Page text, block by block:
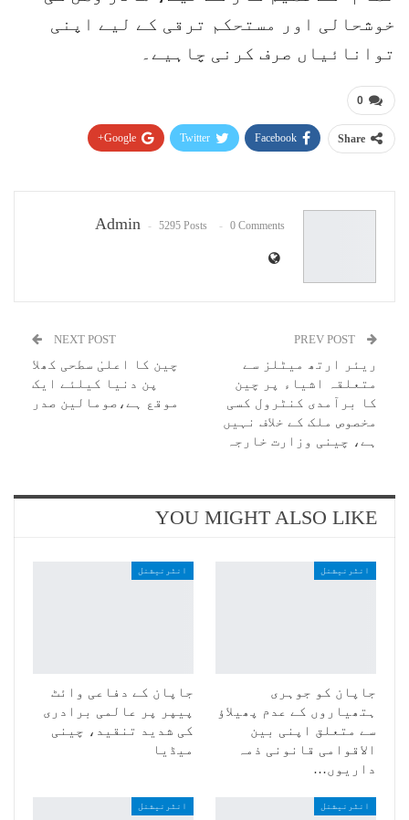
خوشحالی اور مستحکم ترقی کے لیے اپنی
توانائیاں صرف کرنی چاہیے۔
0
Share
Facebook
Twitter
Google+
Admin 5295 Posts 0 Comments
ریئر ارتھ میٹلز سے
متعلقہ اشیاء پر چین
کا برآمدی کنٹرول کسی
مخصوص ملک کے خلاف نہیں
ہے، چینی وزارت خارجہ
NEXT POST
چین کا اعلیٰ سطحی کھلا
پن دنیا کیلئے ایک
موقع ہے،صومالین صدر
YOU MIGHT ALSO LIKE
انٹرنیشنل
جاپان کو جوہری
ہتھیاروں کے عدم پھیلاؤ
سے متعلق اپنی بین
الاقوامی قانونی ذمہ
داریوں…
انٹرنیشنل
جاپان کے دفاعی وائٹ
پیپر پر عالمی برادری
کی شدید تنقید، چینی
میڈیا
انٹرنیشنل انٹرنیشنل